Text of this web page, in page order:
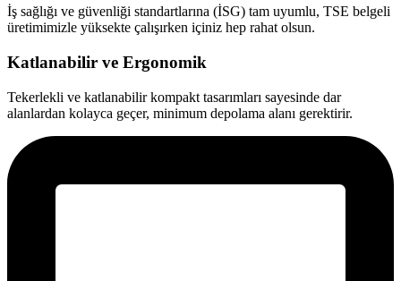
İş sağlığı ve güvenliği standartlarına (İSG) tam uyumlu, TSE belgeli
üretimimizle yüksekte çalışırken içiniz hep rahat olsun.
Katlanabilir ve Ergonomik
Tekerlekli ve katlanabilir kompakt tasarımları sayesinde dar
alanlardan kolayca geçer, minimum depolama alanı gerektirir.